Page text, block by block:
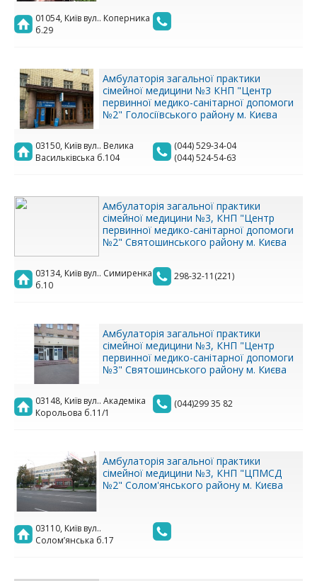
01054, Київ вул.. Коперника
б.29
Амбулаторія загальної практики
сімейної медицини №3 КНП "Центр
первинної медико-санітарної допомоги
№2" Голосіївського району м. Києва
03150, Київ вул.. Велика
Васильківська б.104
(044) 529-34-04
(044) 524-54-63
Амбулаторія загальної практики
сімейної медицини №3, КНП "Центр
первинної медико-санітарної допомоги
№2" Святошинського району м. Києва
03134, Київ вул.. Симиренка
б.10
298-32-11(221)
Амбулаторія загальної практики
сімейної медицини №3, КНП "Центр
первинної медико-санітарної допомоги
№3" Святошинського району м. Києва
03148, Київ вул.. Академіка
Корольова б.11/1
(044)299 35 82
Амбулаторія загальної практики
сімейної медицини №3, КНП "ЦПМСД
№2" Солом'янського району м. Києва
03110, Київ вул..
Солом’янська б.17